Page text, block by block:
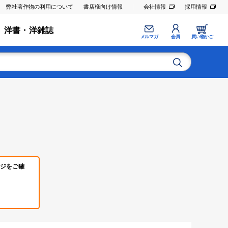
弊社著作物の利用について 書店様向け情報 会社情報 採用情報
洋書・洋雑誌
メルマガ 会員 買い物かご
をご確